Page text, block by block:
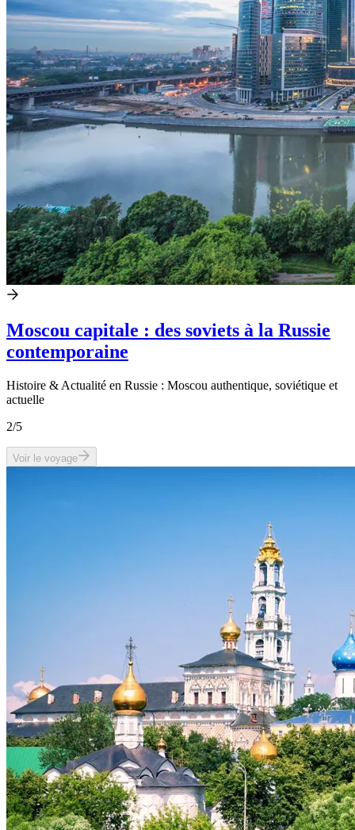
Moscou capitale : des soviets à la Russie
contemporaine
Histoire & Actualité en Russie : Moscou authentique, soviétique et
actuelle
2/5
Voir le voyage